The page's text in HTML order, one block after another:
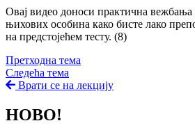
Овај видео доноси практична вежбања
њихових особина како бисте лако
на предстојећем тесту. (8)
Претходна тема
Следећа тема
Врати се на лекцију
НОВО!